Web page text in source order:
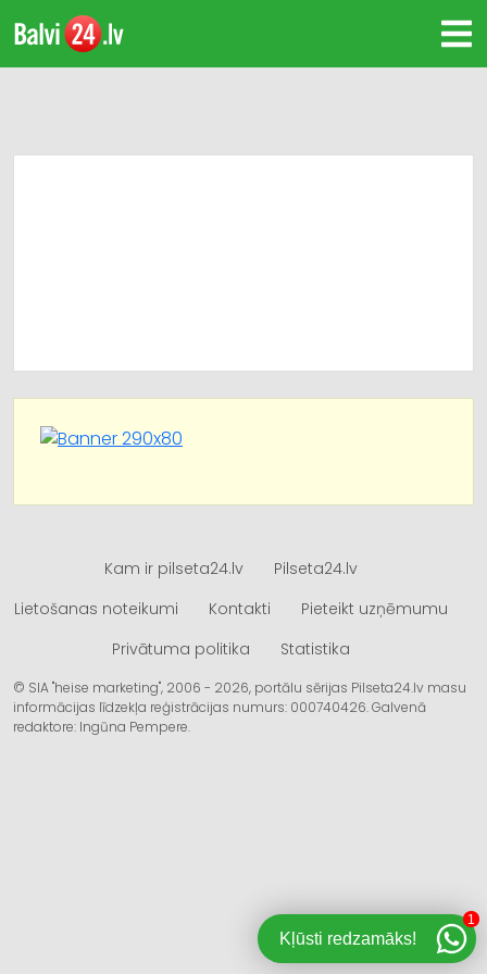
Kam ir pilseta24.lv
Pilseta24.lv
Lietošanas noteikumi
Kontakti
Pieteikt uzņēmumu
Privātuma politika
Statistika
© SIA "heise marketing", 2006 - 2026, portālu sērijas Pilseta24.lv masu
informācijas līdzekļa reģistrācijas numurs: 000740426. Galvenā
redaktore: Ingūna Pempere.
Kļūsti redzamāks!
1